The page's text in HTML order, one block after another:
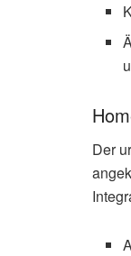
Der